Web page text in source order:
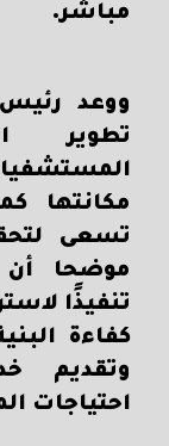
مباشر.
ووعد
تطوير
مكانتها
تسعى
موضحا أن
تنفيذًا
كفاءة
وتقديم
احتياجات